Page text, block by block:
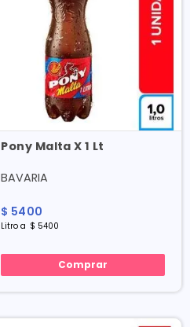
Pony Malta X 1 Lt
BAVARIA
$ 5400
Litro a $ 5400
Comprar